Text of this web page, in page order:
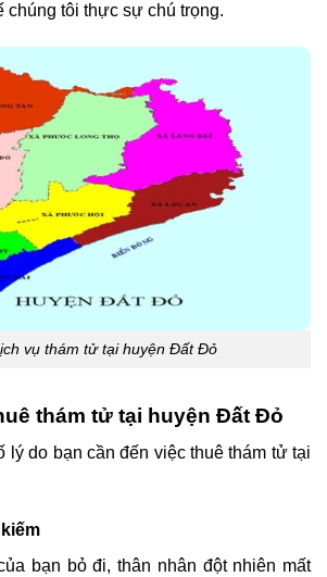
chúng tôi thực sự chú trọng.
vụ thám tử tại huyện Đất Đỏ
thám tử tại huyện Đất Đỏ
lý do bạn cần đến việc thuê thám tử tại
bạn bỏ đi, thân nhân đột nhiên mất